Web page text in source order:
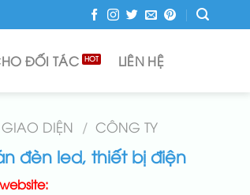
ĐỐI TÁC LIÊN HỆ
DIỆN / CÔNG TY
đèn led, thiết bị điện